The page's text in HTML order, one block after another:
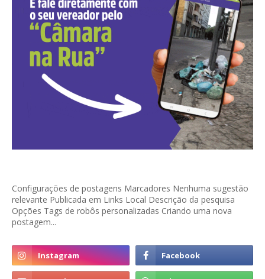
Configurações de postagens Marcadores Nenhuma sugestão
relevante Publicada em Links Local Descrição da pesquisa
Opções Tags de robôs personalizadas Criando uma nova
postagem...